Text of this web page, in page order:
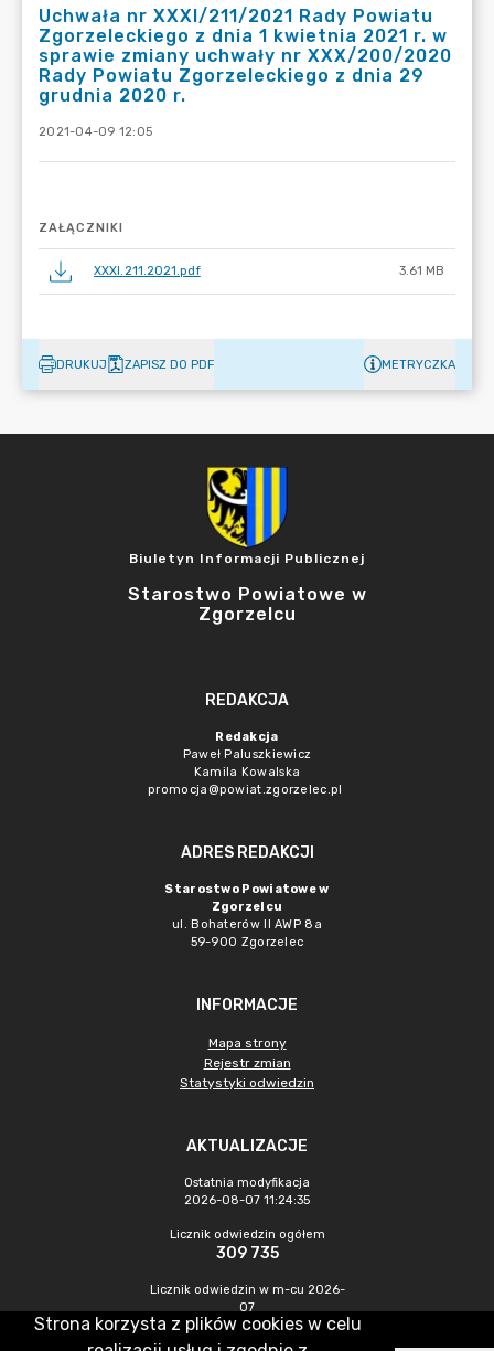
Uchwała nr XXXI/211/2021 Rady Powiatu
Zgorzeleckiego z dnia 1 kwietnia 2021 r. w
sprawie zmiany uchwały nr XXX/200/2020
Rady Powiatu Zgorzeleckiego z dnia 29
grudnia 2020 r.
2021-04-09 12:05
ZAŁĄCZNIKI
XXXI.211.2021.pdf 3.61 MB
DRUKUJ ZAPISZ DO PDF METRYCZKA
Biuletyn Informacji Publicznej
Starostwo Powiatowe w
Zgorzelcu
REDAKCJA
Redakcja
Paweł Paluszkiewicz
Kamila Kowalska
promocja@powiat.zgorzelec.pl
ADRES REDAKCJI
Starostwo Powiatowe w
Zgorzelcu
ul. Bohaterów II AWP 8a
59-900 Zgorzelec
INFORMACJE
Mapa strony
Rejestr zmian
Statystyki odwiedzin
AKTUALIZACJE
Ostatnia modyfikacja
2026-08-07 11:24:35
Licznik odwiedzin ogółem
309 735
Licznik odwiedzin w m-cu 2026-
07
433
Strona korzysta z plików cookies w celu